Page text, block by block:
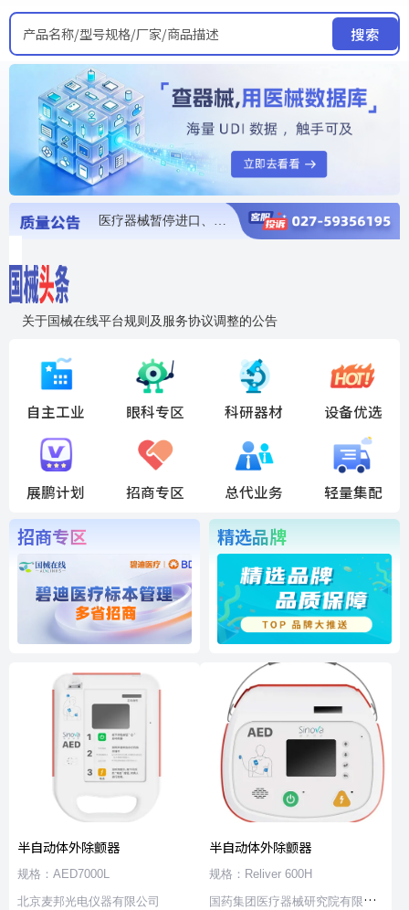
产品名称/型号规格/厂家/商品描述 搜索
关于国械在线平台规则及服务协议调整的公告
国药创研AED开启全国招商
自主工业 眼科专区 科研器材 设备优选
展鹏计划 招商专区 总代业务 轻量集配
招商专区 精选品牌
半自动体外除颤器
规格：AED7000L
北京麦邦光电仪器有限公司
半自动体外除颤器
规格：Reliver 600H
国药集团医疗器械研究院有限公